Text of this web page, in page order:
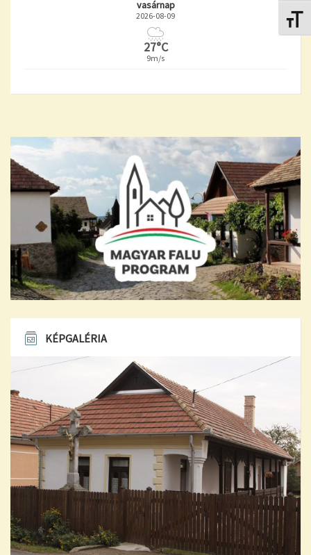
vasárnap
2026-08-09
27°C
9m/s
KÉPGALÉRIA